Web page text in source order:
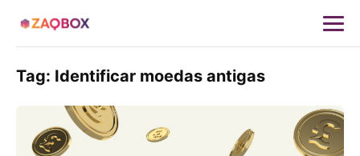
Tag: Identificar moedas antigas